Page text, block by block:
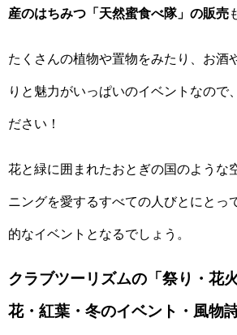
産のはちみつ「天然蜜食べ隊」の販売
たくさんの植物や置物をみたり、お酒
りと魅力がいっぱいのイベントなので
ださい！
花と緑に囲まれたおとぎの国のような
ニングを愛するすべての人びとにとっ
的なイベントとなるでしょう。
クラブツーリズムの「祭り・花
花・紅葉・冬のイベント・風物